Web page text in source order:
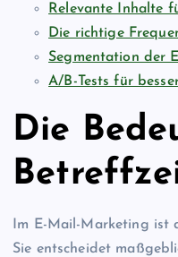
Relevante Inhalte
Die richtige
Segmentation der
A/B-Tests für
Die
Im E-Mail-Marketing ist
Sie entscheidet